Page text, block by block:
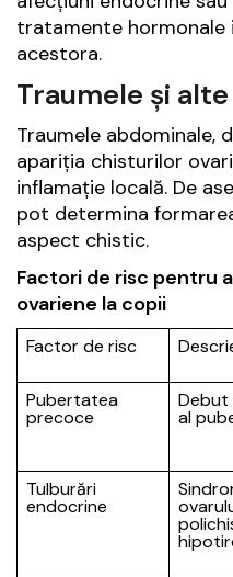
tratamente hormonale
acestora.
Traumele și
Traumele abdominale,
apariția chisturilor
inflamație locală. De
pot determina
aspect chistic.
Factori de risc pentru
ovariene la copii
Factor de risc
Pubertatea
precoce
Debut
al
Tulburări
endocrine